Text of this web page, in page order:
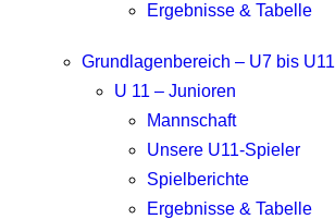
Ergebnisse & Tabelle
Grundlagenbereich – U7 bis U11
U 11 – Junioren
Mannschaft
Unsere U11-Spieler
Spielberichte
Ergebnisse & Tabelle